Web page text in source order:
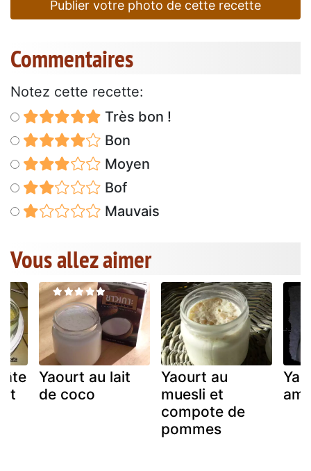
Publier votre photo de cette recette
Commentaires
Notez cette recette:
Très bon !
Bon
Moyen
Bof
Mauvais
Vous allez aimer
Yaourt au lait
de coco
Yaourt au
muesli et
compote de
pommes